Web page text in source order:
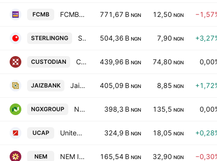
FCMB FCMB Group Plc 771,67 B NGN 12,50 NGN
STERLINGNG Sterling Financial Holdings Company Limited 504,36 B NGN 7,90 NGN
CUSTODIAN Custodian Investment Plc 439,96 B NGN 74,80 NGN
JAIZBANK Jaiz Bank PLC 405,09 B NGN 8,85 NGN
NGXGROUP Nigerian Exchange Group PLC 398,3 B NGN 135,5 NGN
UCAP United Capital Plc 324,9 B NGN 18,05 NGN
NEM NEM Insurance Plc 165,54 B NGN 32,90 NGN